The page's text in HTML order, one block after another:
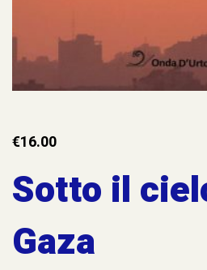
Sotto il
Gaza
€16.00